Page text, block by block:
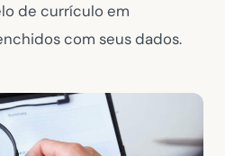
de currículo em
com seus dados.